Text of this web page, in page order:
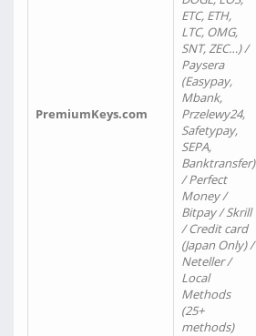
PremiumKeys.com
ETC, ETH,
LTC, OMG,
SNT, ZEC…) /
Paysera
(Easypay,
Mbank,
Przelewy24,
Safetypay,
SEPA,
Banktransfer)
/ Perfect
Money /
Bitpay / Skrill
/ Credit card
(Japan Only) /
Neteller /
Local
Methods
(25+
methods)